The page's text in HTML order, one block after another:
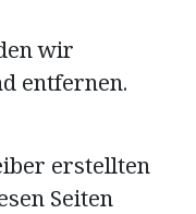
wir
entfernen.
erstellten
Seiten